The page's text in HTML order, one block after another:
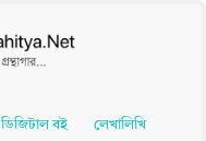
ডিজিটাল বই লেখালিখি